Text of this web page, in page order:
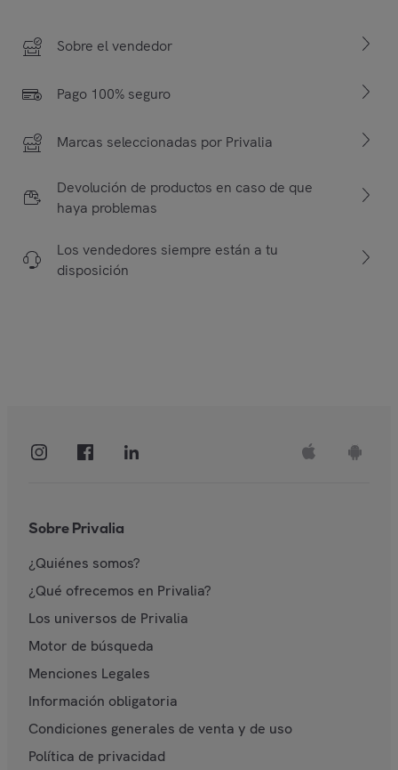
Sobre el vendedor
Pago 100% seguro
Marcas seleccionadas por Privalia
Devolución de productos en caso de que
haya problemas
Los vendedores siempre están a tu
disposición
Sobre Privalia
¿Quiénes somos?
¿Qué ofrecemos en Privalia?
Los universos de Privalia
Motor de búsqueda
Menciones Legales
Información obligatoria
Condiciones generales de venta y de uso
Política de privacidad